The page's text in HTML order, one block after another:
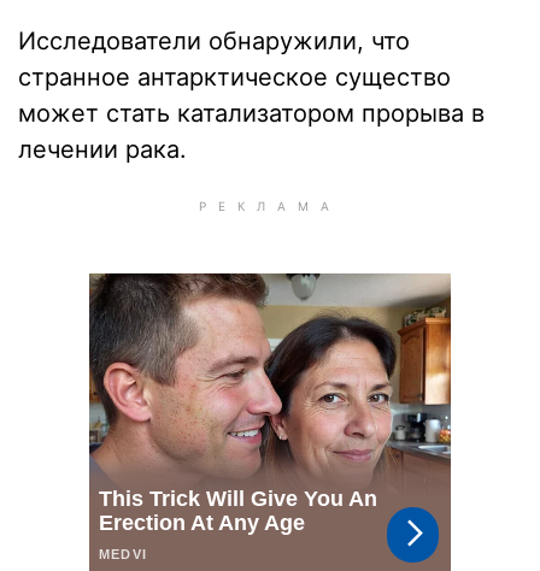
Исследователи обнаружили, что
странное антарктическое существо
может стать катализатором прорыва в
лечении рака.